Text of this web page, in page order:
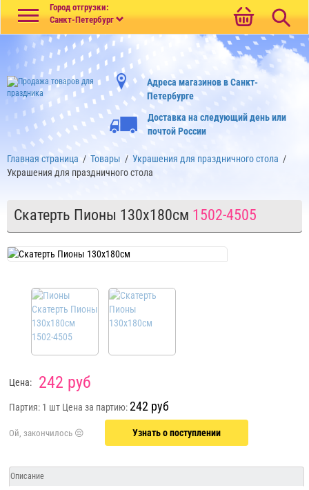
Город отгрузки:
Санкт-Петербург
Адреса магазинов в Санкт-
Петербурге
Доставка на следующий день или
почтой России
Главная страница / Товары / Украшения для праздничного стола /
Украшения для праздничного стола
Скатерть Пионы 130х180см 1502-4505
Цена: 242 руб
Партия: 1 шт Цена за партию:242 руб
Узнать о поступлении
Описание